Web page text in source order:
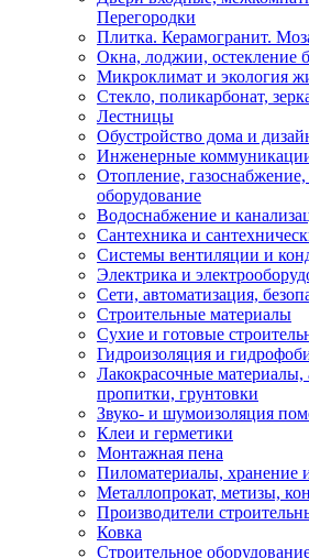
Перегородки
Плитка. Керамогранит.
Окна, лоджии, остекление
Микроклимат и экология
Стекло, поликарбонат,
Лестницы
Обустройство дома и
Инженерные
Отопление, газоснабжение,
оборудование
Водоснабжение и
Сантехника и
Системы вентиляции и
Электрика и
Сети, автоматизация,
Строительные материалы
Сухие и готовые
Гидроизоляция и
Лакокрасочные материалы,
пропитки, грунтовки
Звуко- и шумоизоляция
Клеи и герметики
Монтажная пена
Пиломатериалы, хранение
Металлопрокат, метизы,
Производители
Ковка
Строительное